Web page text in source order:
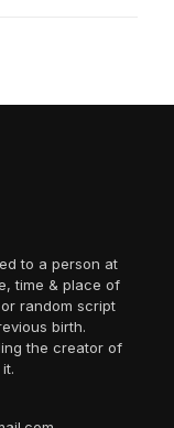
to a person at
time & place of
random script
birth.
the creator of